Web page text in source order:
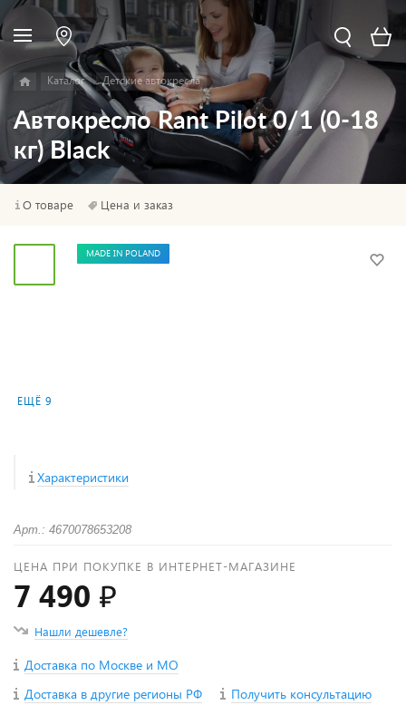
Каталог Детские автокресла
Автокресло Rant Pilot 0/1 (0-18
кг) Black
О товаре Цена и заказ
ЕЩЁ 9
MADE IN POLAND
Характеристики
Арт.: 4670078653208
ЦЕНА ПРИ ПОКУПКЕ В ИНТЕРНЕТ-МАГАЗИНЕ
7 490 ₽
Нашли дешевле?
Доставка по Москве и МО
Доставка в другие регионы РФ
Получить консультацию